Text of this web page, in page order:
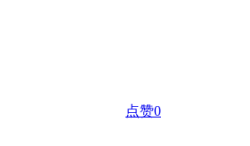
点赞0